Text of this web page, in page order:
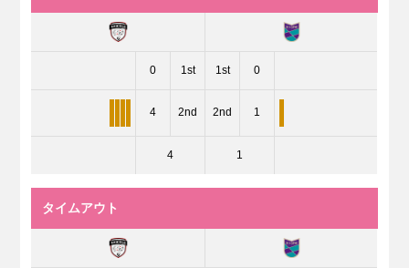
0 1st 1st 0
4 2nd 2nd 1
4 1
タイムアウト